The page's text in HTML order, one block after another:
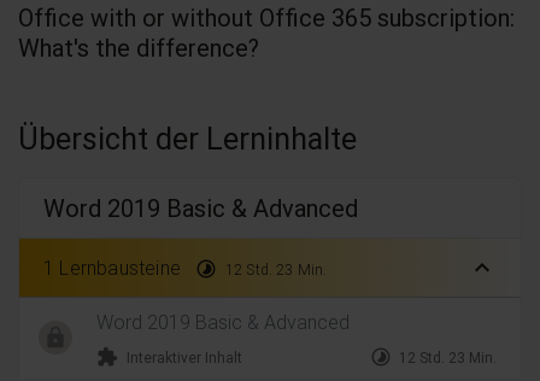
Office with or without Office 365 subscription:
What's the difference?
Übersicht der Lerninhalte
Word 2019 Basic & Advanced
1 Lernbausteine timelapse 12 Std. 23 Min. expand_less
Word 2019 Basic & Advanced
extension Interaktiver Inhalt timelapse 12 Std. 23 Min.